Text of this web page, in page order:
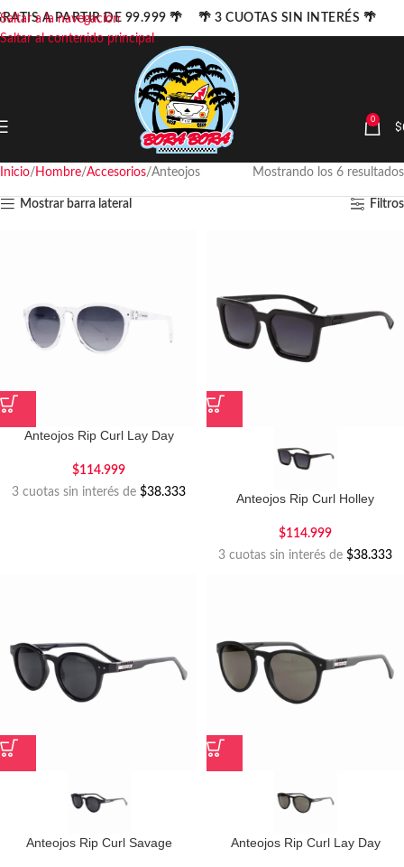
Saltar a la navegación
Saltar al contenido principal
0 $
Inicio Hombre Accesorios Anteojos Mostrando los 6 resultados
Mostrar barra lateral Filtros
Anteojos Rip Curl Lay Day
$114.999
3 cuotas sin interés de $38.333 Anteojos Rip Curl Holley
$114.999
3 cuotas sin interés de $38.333
Anteojos Rip Curl Savage Anteojos Rip Curl Lay Day
A PARTIR DE 99.999 🌴 🌴 3 CUOTAS SIN INTERÉS 🌴